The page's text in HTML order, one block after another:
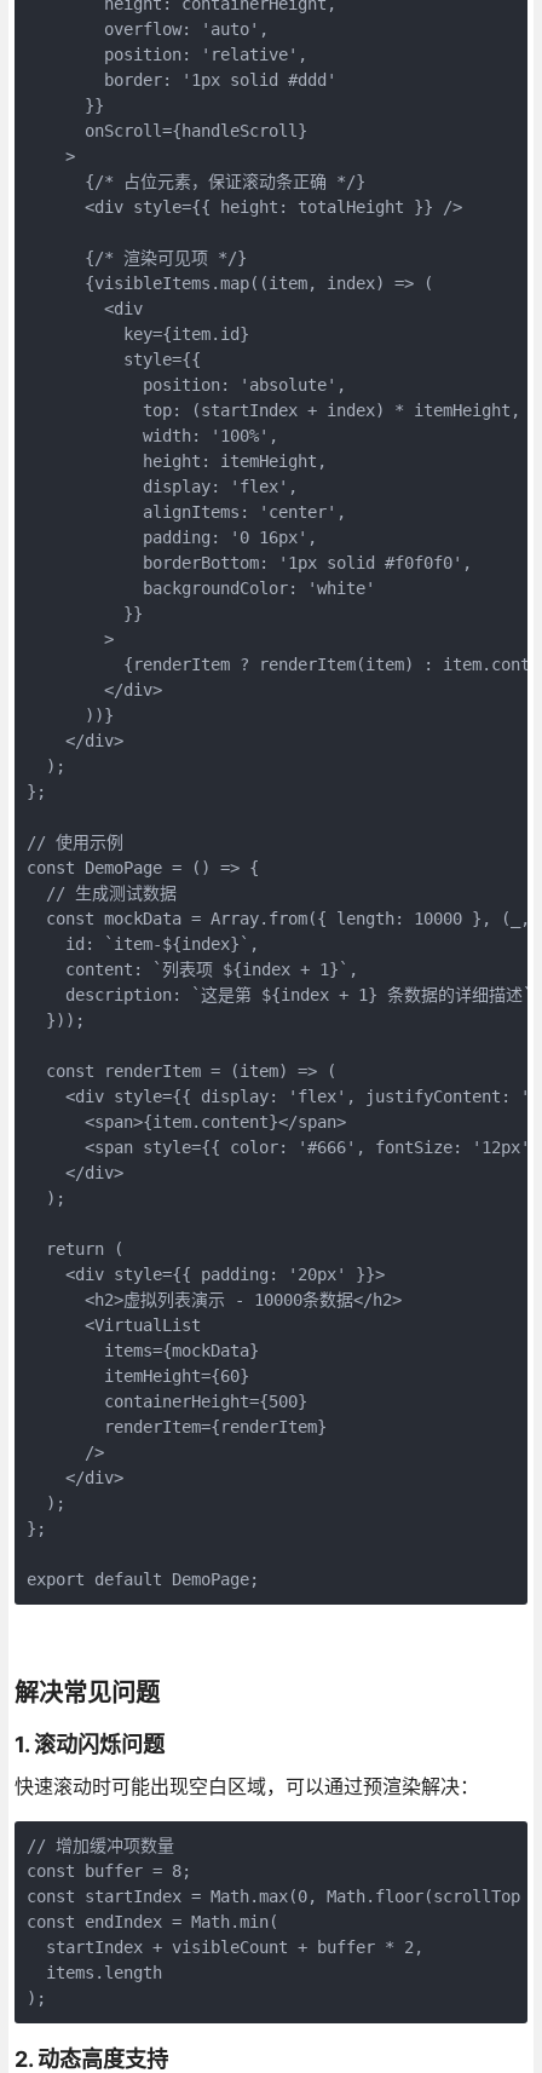
        overflow: 'auto',
        position: 'relative',
        border: '1px solid #ddd'
      }}
      onScroll={handleScroll}
    >
      {/* 占位元素，保证滚动条正确 */}
      <div style={{ height: totalHeight }} />
      {/* 渲染可见项 */}
      {visibleItems.map((item, index) => (
        <div
          key={item.id}
          style={{
            position: 'absolute',
            top: (startIndex + index) * itemHeight,
            width: '100%',
            height: itemHeight,
            display: 'flex',
            alignItems: 'center',
            padding: '0 16px',
            borderBottom: '1px solid #f0f0f0',
            backgroundColor: 'white'
          }}
        >
{renderItem ? renderItem(item) :
        </div>
      ))}
    </div>
  );
};
// 使用示例
const DemoPage = () => {
  // 生成测试数据
const mockData = Array.from({ length: 10000 }, (_,
    id: `item-${index}`,
    content: `列表项 ${index + 1}`,
    description: `这是第 ${index + 1} 条数据的详细描述`
  }));
  const renderItem = (item) => (
<div style={{ display: 'flex', justifyContent:
      <span>{item.content}</span>
<span style={{ color: '#666', fontSize: '12px'
    </div>
  );
  return (
    <div style={{ padding: '20px' }}>
      <h2>虚拟列表演示 - 10000条数据</h2>
      <VirtualList
        items={mockData}
        itemHeight={60}
        containerHeight={500}
        renderItem={renderItem}
      />
    </div>
  );
};
export default DemoPage;
解决常见问题
1. 滚动闪烁问题
快速滚动时可能出现空白区域，可以通过预渲染解决：
// 增加缓冲项数量
const buffer = 8;
const startIndex = Math.max(0,
const endIndex = Math.min(
  startIndex + visibleCount + buffer * 2,
  items.length
);
2. 动态高度支持